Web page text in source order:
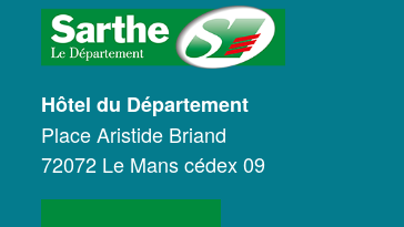
LOGO
DU
CONSEIL
DÉPARTEMENTAL
DE
Hôtel du Département
Place Aristide Briand
72072 Le Mans cédex 09